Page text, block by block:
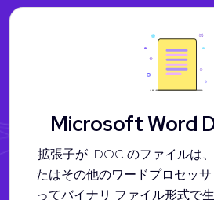
Microsoft Word
拡張子が .DOC のファイルは
たはその他のワードプロセッ
ってバイナリ ファイル形式で